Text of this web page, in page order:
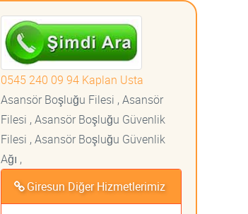
0545 240 09 94 Kaplan Usta
Asansör Boşluğu Filesi , Asansör
Filesi , Asansör Boşluğu Güvenlik
Filesi , Asansör Boşluğu Güvenlik
Ağı ,
Giresun Diğer Hizmetlerimiz